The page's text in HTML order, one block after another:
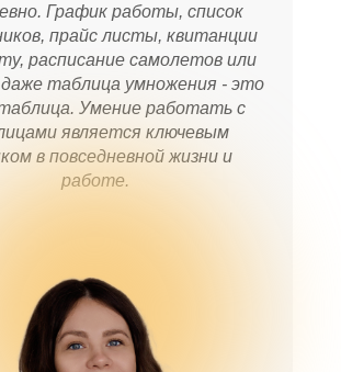
График работы, список
прайс листы, квитанции
расписание самолетов или
даже таблица умножения - это
Умение работать с
является ключевым
в повседневной жизни и
работе.